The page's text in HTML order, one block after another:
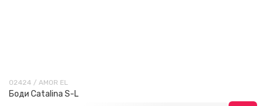
02424 / AMOR EL
Боди Catalina S-L